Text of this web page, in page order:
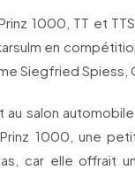
1000, TT et
en
Siegfried Spiess,
au salon
Prinz 1000, une
car elle offrait